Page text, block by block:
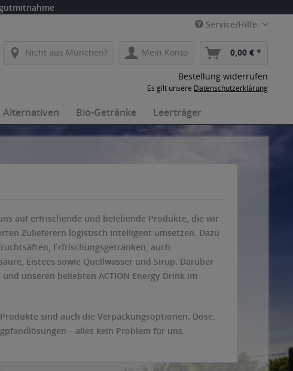
Service/Hilfe
Nicht aus München? Mein Konto 0,00 € *
Bestellung widerrufen
Es gilt unsere Datenschutzerklärung
Alternativen Bio-Getränke Leerträger
auf erfrischende und belebende Produkte, die wir
Zulieferern logistisch intelligent umsetzen. Dazu
Erfrischungsgetränken, auch
Eistees sowie Quellwasser und Sirup. Darüber
unseren beliebten ACTION Energy Drink im
sind auch die Verpackungsoptionen. Dose,
– alles kein Problem für uns.